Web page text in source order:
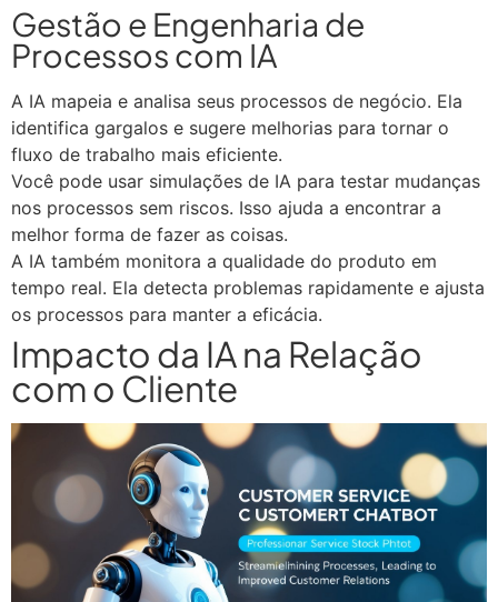
Gestão e Engenharia de
Processos com IA
A IA mapeia e analisa seus processos de negócio. Ela
identifica gargalos e sugere melhorias para tornar o
fluxo de trabalho mais eficiente.
Você pode usar simulações de IA para testar mudanças
nos processos sem riscos. Isso ajuda a encontrar a
melhor forma de fazer as coisas.
A IA também monitora a qualidade do produto em
tempo real. Ela detecta problemas rapidamente e ajusta
os processos para manter a eficácia.
Impacto da IA na Relação
com o Cliente